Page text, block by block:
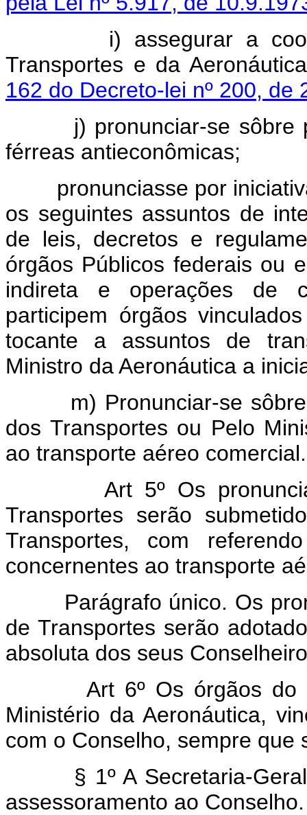
i) assegurar a
Transportes e da
162 do Decreto-lei nº 200, de
j) pronunciar-se sôbre
férreas antieconômicas;
pronunciasse por iniciativa
os seguintes assuntos de
de leis, decretos e
órgãos Públicos federais ou
indireta e operações de
participem órgãos
tocante a assuntos de
Ministro da Aeronáutica a
m) Pronunciar-se sôbre
dos Transportes ou Pelo
ao transporte aéreo comercial.
Art 5º Os
Transportes serão
Transportes, com
concernentes ao transporte
Parágrafo único. Os
de Transportes serão
absoluta dos seus
Art 6º Os órgãos
Ministério da Aeronáutica,
com o Conselho, sempre que
§ 1º A Secretaria-Geral
assessoramento ao Conselho.